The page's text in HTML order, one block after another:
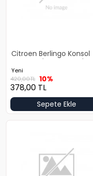
Citroen Berlingo Konsol
Orta Yeni Yan Sanayi
Yeni
420,00TL 10%
378,00 TL
Sepete Ekle